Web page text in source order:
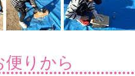
便りから